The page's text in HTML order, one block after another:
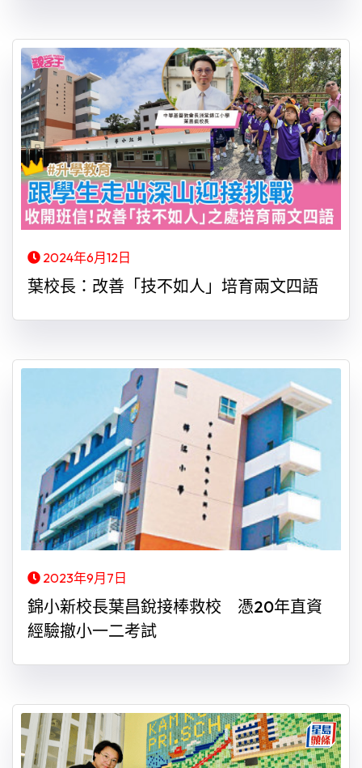
2024年6月12日
葉校長：改善「技不如人」培育兩文四語
2023年9月7日
錦小新校長葉昌銳接棒救校 憑20年直資
經驗撤小一二考試